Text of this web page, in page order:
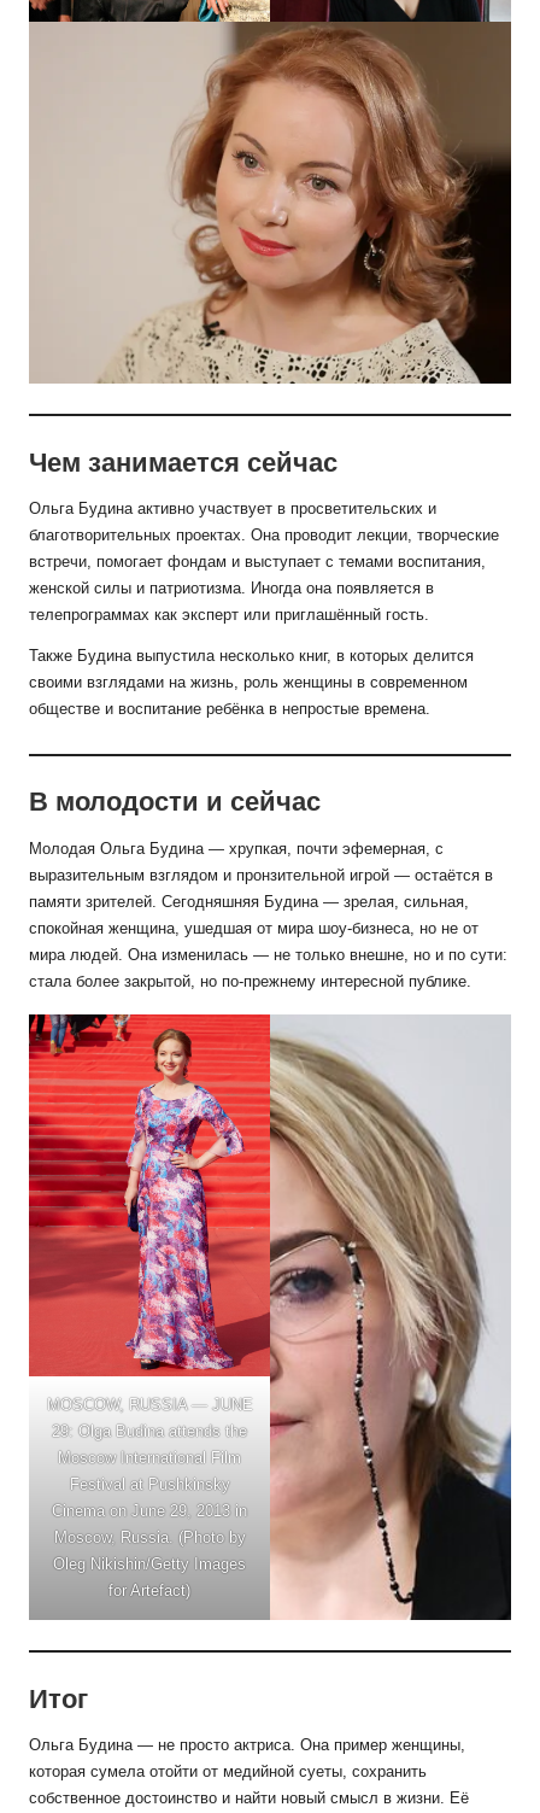
Чем занимается сейчас
Ольга Будина активно участвует в просветительских и
благотворительных проектах. Она проводит лекции, творческие
встречи, помогает фондам и выступает с темами воспитания,
женской силы и патриотизма. Иногда она появляется в
телепрограммах как эксперт или приглашённый гость.
Также Будина выпустила несколько книг, в которых делится
своими взглядами на жизнь, роль женщины в современном
обществе и воспитание ребёнка в непростые времена.
В молодости и сейчас
Молодая Ольга Будина — хрупкая, почти эфемерная, с
выразительным взглядом и пронзительной игрой — остаётся в
памяти зрителей. Сегодняшняя Будина — зрелая, сильная,
спокойная женщина, ушедшая от мира шоу-бизнеса, но не от
мира людей. Она изменилась — не только внешне, но и по сути:
стала более закрытой, но по-прежнему интересной публике.
MOSCOW, RUSSIA — JUNE
29: Olga Budina attends the
Moscow International Film
Festival at Pushkinsky
Cinema on June 29, 2013 in
Moscow, Russia. (Photo by
Oleg Nikishin/Getty Images
for Artefact)
Итог
Ольга Будина — не просто актриса. Она пример женщины,
которая сумела отойти от медийной суеты, сохранить
собственное достоинство и найти новый смысл в жизни. Её